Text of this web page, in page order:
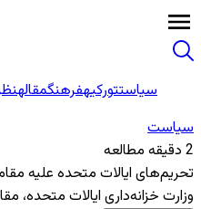
سیاستتورکیهفرهنگمقاله
سیاست
2 دقیقه مطالعه
تحریم‌های ایالات متحده علیه
وزارت خزانه‌داری ایالات متحده،